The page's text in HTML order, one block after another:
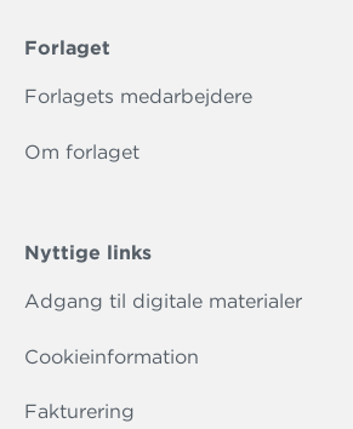
Forlaget
Forlagets medarbejdere
Om forlaget
Nyttige links
Adgang til digitale materialer
Cookieinformation
Fakturering